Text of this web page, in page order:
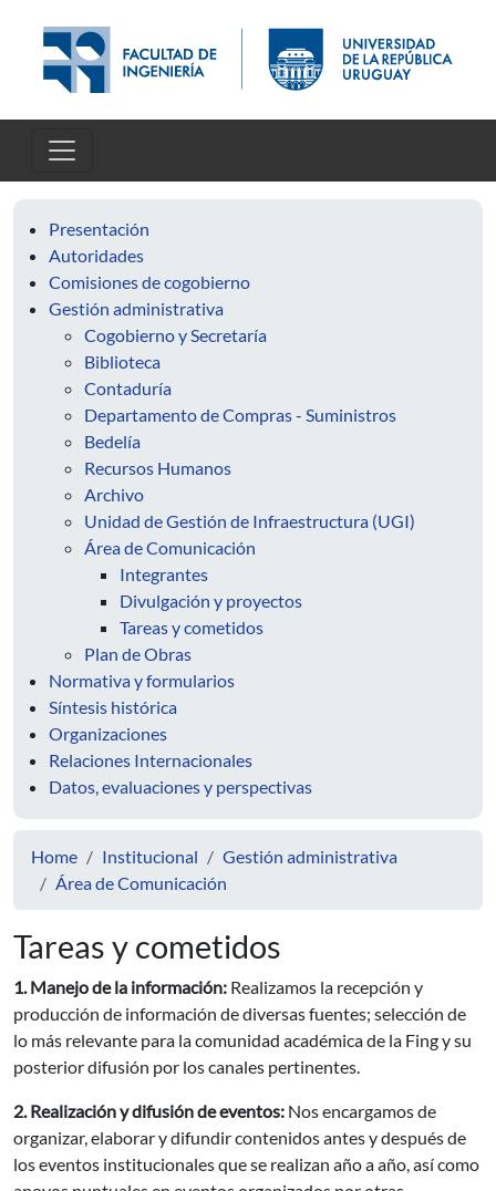
Presentación
Autoridades
Comisiones de cogobierno
Gestión administrativa
Cogobierno y Secretaría
Biblioteca
Contaduría
Departamento de Compras - Suministros
Bedelía
Recursos Humanos
Archivo
Unidad de Gestión de Infraestructura (UGI)
Área de Comunicación
Integrantes
Divulgación y proyectos
Tareas y cometidos
Plan de Obras
Normativa y formularios
Síntesis histórica
Organizaciones
Relaciones Internacionales
Datos, evaluaciones y perspectivas
Home Institucional
Gestión administrativa
Área de Comunicación
Tareas y cometidos
1. Manejo de la información: Realizamos la recepción y
producción de información de diversas fuentes; selección de
lo más relevante para la comunidad académica de la Fing y su
posterior difusión por los canales pertinentes.
2. Realización y difusión de eventos: Nos encargamos de
organizar, elaborar y difundir contenidos antes y después de
los eventos institucionales que se realizan año a año, así como